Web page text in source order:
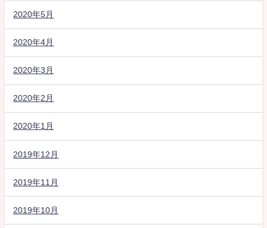
2020年5月
2020年4月
2020年3月
2020年2月
2020年1月
2019年12月
2019年11月
2019年10月